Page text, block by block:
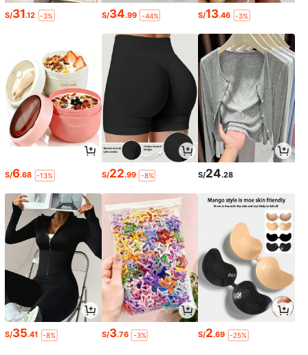
S/31.12 -3% S/34.99 -44% S/13.46 -3%
S/6.68 -13% S/22.99 -8% S/24.28
S/35.41 -8% S/3.76 -3% S/2.69 -25%